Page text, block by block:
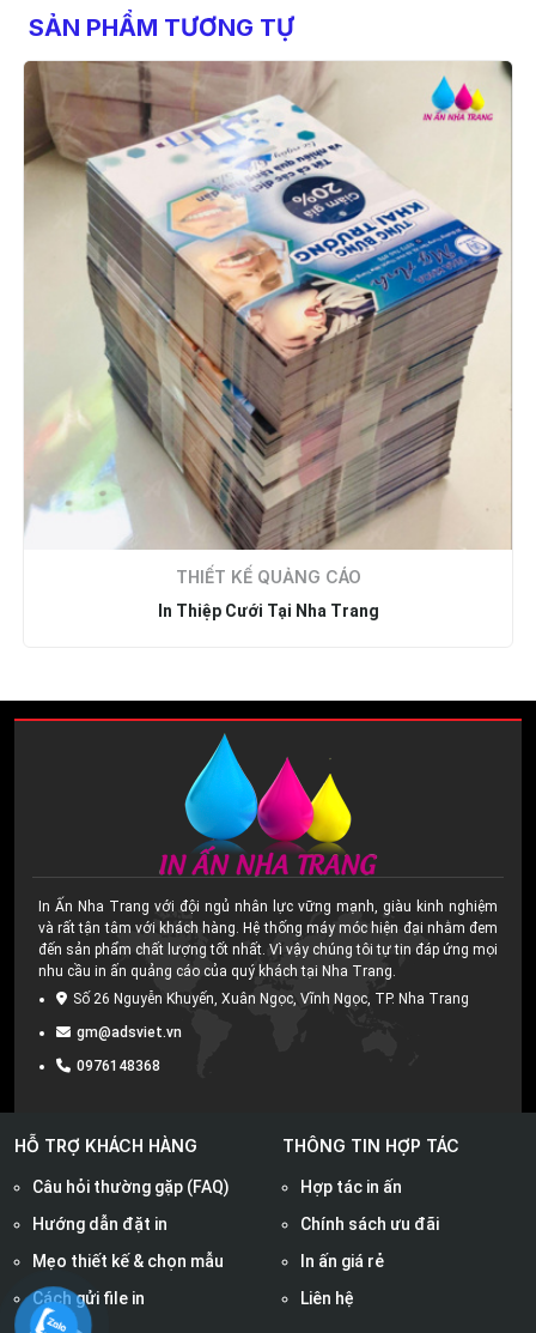
SẢN PHẨM TƯƠNG TỰ
THIẾT KẾ QUẢNG CÁO
In Thiệp Cưới Tại Nha Trang
In Ấn Nha Trang với đội ngủ nhân lực vững mạnh, giàu kinh nghiệm
và rất tận tâm với khách hàng. Hệ thống máy móc hiện đại nhằm đem
đến sản phẩm chất lượng tốt nhất. Vì vậy chúng tôi tự tin đáp ứng mọi
nhu cầu in ấn quảng cáo của quý khách tại Nha Trang.
Số 26 Nguyễn Khuyến, Xuân Ngọc, Vĩnh Ngọc, TP. Nha Trang
gm@adsviet.vn
0976148368
HỖ TRỢ KHÁCH HÀNG
Câu hỏi thường gặp (FAQ)
Hướng dẫn đặt in
Mẹo thiết kế & chọn mẫu
Cách gửi file in
THÔNG TIN HỢP TÁC
Hợp tác in ấn
Chính sách ưu đãi
In ấn giá rẻ
Liên hệ